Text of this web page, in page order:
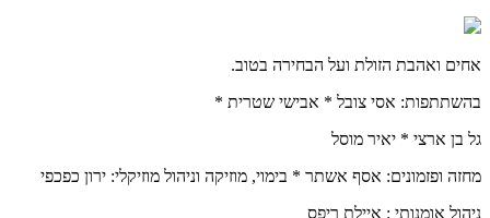
אחים ואהבת הזולת ועל הבחירה בטוב.
בהשתתפות: אסי צובל * אבישי שטרית *
גל בן ארצי * יאיר מוסל
מחזה ופזמונים: אסף אשתר * בימוי, מוזיקה וניהול מוזיקלי: ירון כפכפי
ניהול אומנותי : איילת ריפס